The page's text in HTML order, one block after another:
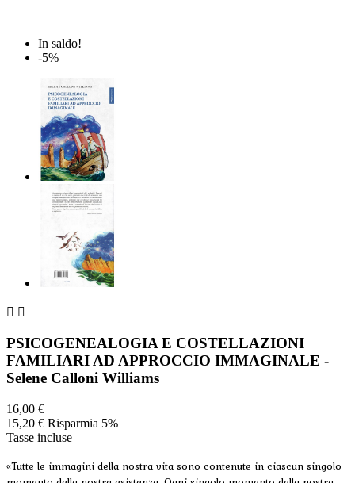
In saldo!
-5%
 
PSICOGENEALOGIA E COSTELLAZIONI
FAMILIARI AD APPROCCIO IMMAGINALE -
Selene Calloni Williams
16,00 €
15,20 € Risparmia 5%
Tasse incluse
«Tutte le immagini della nostra vita sono contenute in ciascun singolo